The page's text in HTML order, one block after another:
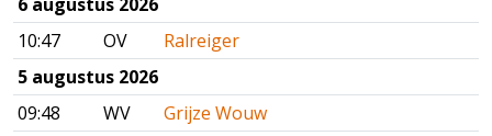
10:47
OV
Ralreiger
5 augustus 2026
09:48
WV
Grijze Wouw